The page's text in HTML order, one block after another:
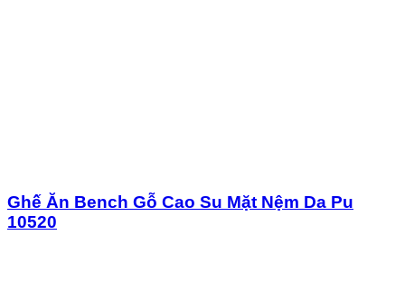
Ghế Ăn Bench Gỗ Cao Su Mặt Nệm Da Pu
10520